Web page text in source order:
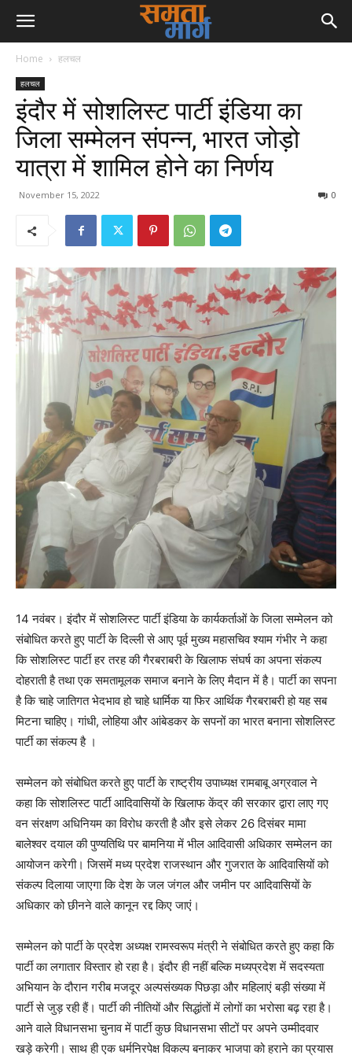
Home हलचल
हलचल
इंदौर में सोशलिस्ट पार्टी इंडिया का
जिला सम्मेलन संपन्न, भारत जोड़ो
यात्रा में शामिल होने का निर्णय
November 15, 2022 0
14 नवंबर। इंदौर में सोशलिस्ट पार्टी इंडिया के कार्यकर्ताओं के जिला सम्मेलन को
संबोधित करते हुए पार्टी के दिल्ली से आए पूर्व मुख्य महासचिव श्याम गंभीर ने कहा
कि सोशलिस्ट पार्टी हर तरह की गैरबराबरी के खिलाफ संघर्ष का अपना संकल्प
दोहराती है तथा एक समतामूलक समाज बनाने के लिए मैदान में है। पार्टी का सपना
है कि चाहे जातिगत भेदभाव हो चाहे धार्मिक या फिर आर्थिक गैरबराबरी हो यह सब
मिटना चाहिए। गांधी, लोहिया और आंबेडकर के सपनों का भारत बनाना सोशलिस्ट
पार्टी का संकल्प है ।
सम्मेलन को संबोधित करते हुए पार्टी के राष्ट्रीय उपाध्यक्ष रामबाबू अग्रवाल ने
कहा कि सोशलिस्ट पार्टी आदिवासियों के खिलाफ केंद्र की सरकार द्वारा लाए गए
वन संरक्षण अधिनियम का विरोध करती है और इसे लेकर 26 दिसंबर मामा
बालेश्वर दयाल की पुण्यतिथि पर बामनिया में भील आदिवासी अधिकार सम्मेलन का
आयोजन करेगी। जिसमें मध्य प्रदेश राजस्थान और गुजरात के आदिवासियों को
संकल्प दिलाया जाएगा कि देश के जल जंगल और जमीन पर आदिवासियों के
अधिकार को छीनने वाले कानून रद्द किए जाएं।
सम्मेलन को पार्टी के प्रदेश अध्यक्ष रामस्वरूप मंत्री ने संबोधित करते हुए कहा कि
पार्टी का लगातार विस्तार हो रहा है। इंदौर ही नहीं बल्कि मध्यप्रदेश में सदस्यता
अभियान के दौरान गरीब मजदूर अल्पसंख्यक पिछड़ा और महिलाएं बड़ी संख्या में
पार्टी से जुड़ रही हैं। पार्टी की नीतियों और सिद्धांतों में लोगों का भरोसा बढ़ रहा है।
आने वाले विधानसभा चुनाव में पार्टी कुछ विधानसभा सीटों पर अपने उम्मीदवार
खड़े करेगी। साथ ही एक धर्मनिरपेक्ष विकल्प बनाकर भाजपा को हराने का प्रयास